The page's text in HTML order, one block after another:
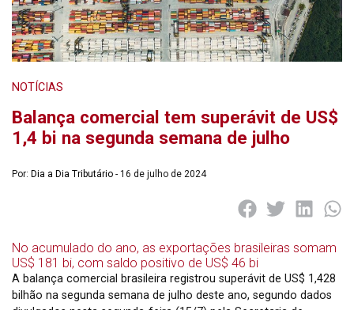
NOTÍCIAS
Balança comercial tem superávit de US$
1,4 bi na segunda semana de julho
Por: Dia a Dia Tributário - 16 de julho de 2024
No acumulado do ano, as exportações brasileiras somam
US$ 181 bi, com saldo positivo de US$ 46 bi
A balança comercial brasileira registrou superávit de US$ 1,428
bilhão na segunda semana de julho deste ano, segundo dados